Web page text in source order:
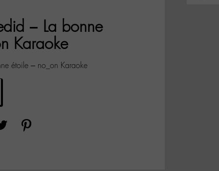
– La bonne
Karaoke
étoile – no_on Karaoke